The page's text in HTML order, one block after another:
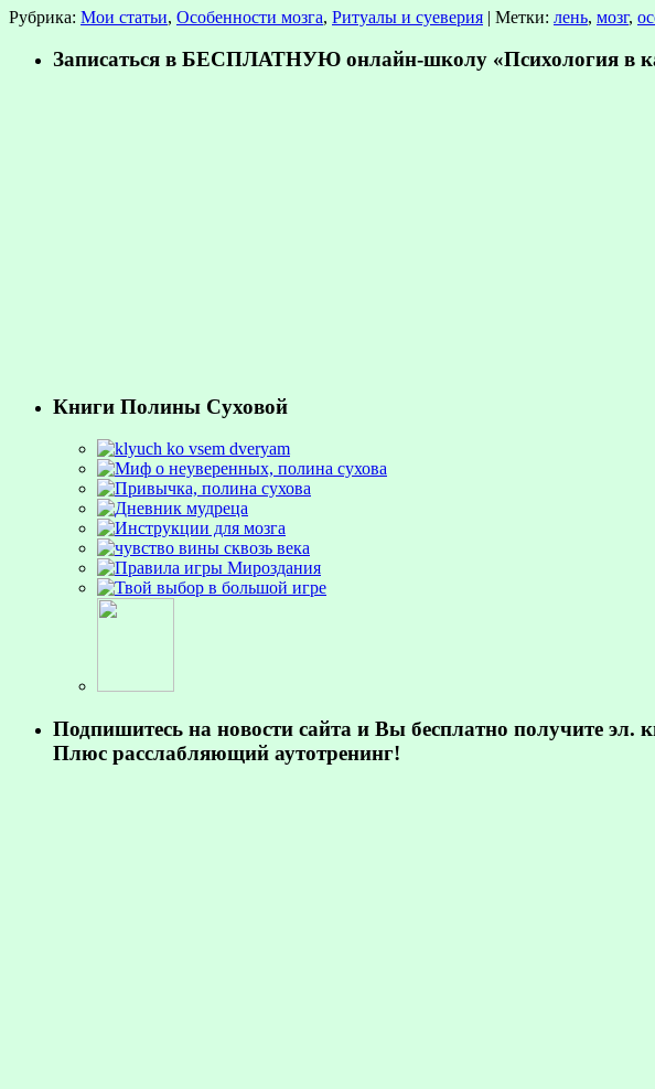
Рубрика: Мои статьи, Особенности мозга, Ритуалы и суеверия | Метки: лень, мозг,
Записаться в БЕСПЛАТНУЮ онлайн-школу «Психология в
Книги Полины Суховой
Подпишитесь на новости сайта и Вы бесплатно получите
Плюс расслабляющий аутотренинг!